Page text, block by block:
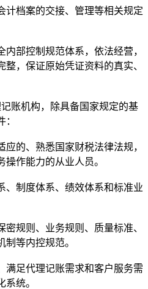
档案的交接、管理等相关规定
部控制规范体系，依法经营，
，保证原始凭证资料的真实、
机构，除具备国家规定的基
的、熟悉国家财税法律法规，
作能力的从业人员。
制度体系、绩效体系和标准业
规则、业务规则、质量标准、
等内控规范。
足代理记账需求和客户服务需
统。